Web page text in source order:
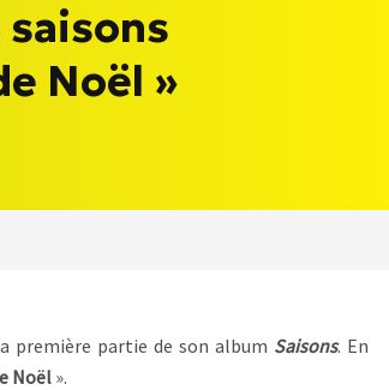
saisons
Noël »
première partie de son album Saisons. En
Noël ».